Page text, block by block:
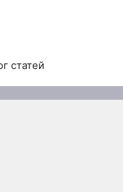
статей